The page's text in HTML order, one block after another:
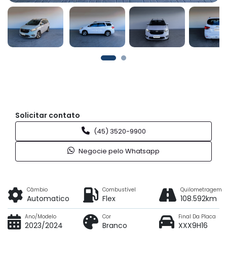
Solicitar contato
(45) 3520-9900
Negocie pelo Whatsapp
Câmbio
Automatico
Combustível
Flex
Quilometragem
108.592km
Ano/Modelo
2023/2024
Cor
Branco
Final Da Placa
XXX9H16